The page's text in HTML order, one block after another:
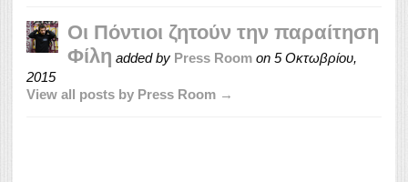
Οι Πόντιοι ζητούν την παραίτηση
Φίλη added by Press Room on 5 Οκτωβρίου,
2015
View all posts by Press Room →